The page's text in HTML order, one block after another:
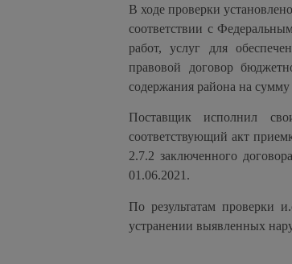
В ходе проверки
соответствии с
работ, услуг для
правовой договор
содержания района на сумму
Поставщик исполнил
соответствующий акт
2.7.2 заключенного
01.06.2021.
По результатам проверки
устранении выявленных